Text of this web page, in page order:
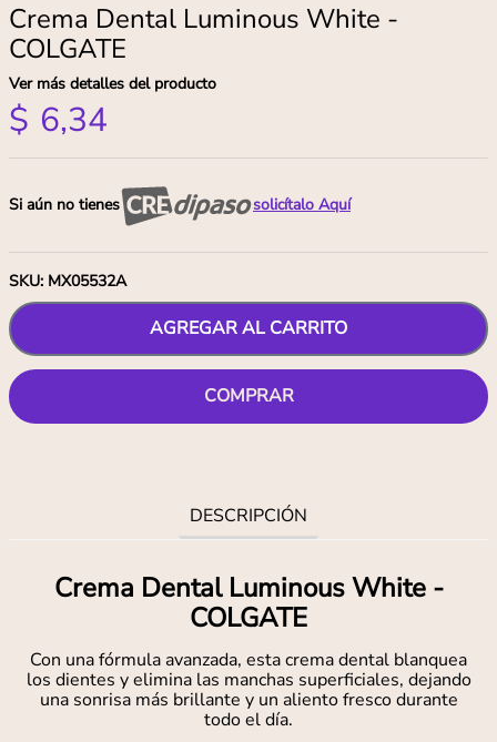
Crema Dental Luminous White -
COLGATE
Ver más detalles del producto
$ 6,34
Si aún no tienes solicítalo Aquí
SKU: MX05532A
AGREGAR AL CARRITO
COMPRAR
DESCRIPCIÓN
Crema Dental Luminous White -
COLGATE
Con una fórmula avanzada, esta crema dental blanquea
los dientes y elimina las manchas superficiales, dejando
una sonrisa más brillante y un aliento fresco durante
todo el día.